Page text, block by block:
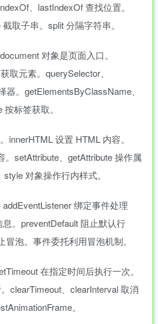
、lastIndexOf 查找位置。
取子串。split 分隔字符串。
对象是页面入口。
取元素。querySelector、
器。getElementsByClassName、
标签获取。
innerHTML 设置 HTML 内容。
。setAttribute、getAttribute 操作属
对象操作行内样式。
绑定事件处理
。preventDefault 阻止默认行
冒泡。事件委托利用冒泡机制。
在指定时间后执行一次。
clearTimeout、clearInterval 取消
。